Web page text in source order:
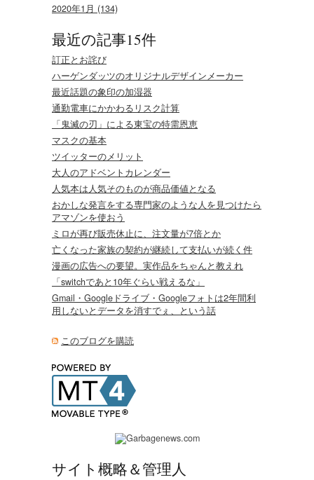
2020年1月 (134)
最近の記事15件
訂正とお詫び
ハーゲンダッツのオリジナルデザインメーカー
最近話題の象印の加湿器
通勤電車にかかわるリスク計算
「鬼滅の刃」による東宝の特需恩恵
マスクの基本
ツイッターのメリット
大人のアドベントカレンダー
人気本は人気そのものが商品価値となる
おかしな発言をする専門家のような人を見つけたら
アマゾンを使おう
ミロが再び販売休止に、注文量が7倍とか
亡くなった家族の契約が継続して支払いが続く件
漫画の広告への要望。実作品をちゃんと教えれ
「switchであと10年ぐらい戦えるな」
Gmail・Googleドライブ・Googleフォトは2年間利
用しないとデータを消すでぇ、という話
このブログを購読
サイト概略＆管理人